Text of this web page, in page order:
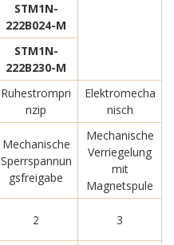
STM1N-
222B024-M
STM1N-
222B230-M
Ruhestrompri
nzip
Elektromecha
nisch
Mechanische
Sperrspannun
gsfreigabe
Mechanische
Verriegelung
mit
Magnetspule
2 3